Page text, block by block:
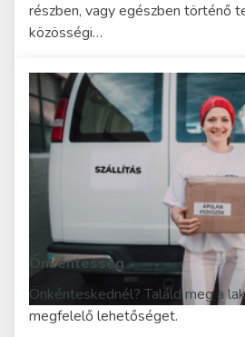
részben, vagy egészben történő
közösségi…
Önkéntesség
Önkénteskednél? Találd meg a
megfelelő lehetőséget.